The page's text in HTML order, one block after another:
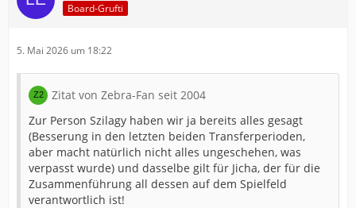
Board-Grufti
5. Mai 2026 um 18:22
Zitat von Zebra-Fan seit 2004
Zur Person Szilagy haben wir ja bereits alles gesagt
(Besserung in den letzten beiden Transferperioden,
aber macht natürlich nicht alles ungeschehen, was
verpasst wurde) und dasselbe gilt für Jicha, der für die
Zusammenführung all dessen auf dem Spielfeld
verantwortlich ist!